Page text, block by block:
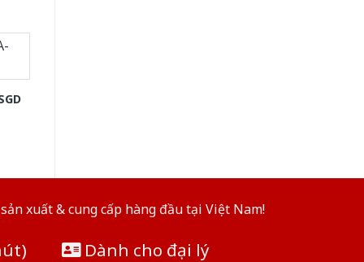
xuất & cung cấp hàng đầu tại Việt Nam!
Dành cho đại lý